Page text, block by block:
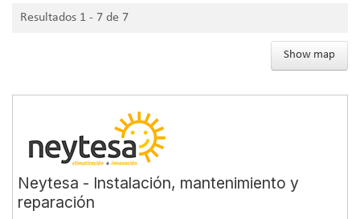
Lansolarha realizado un proyecto de
sustitución de calderas de gasóleo por calderas de pellets
situadas en
Labastida, existía una instalación de gasóleo
que daba servicio a una vivienda, a unas oficinas, al
Resultados 1 - 7 de 7
Show map
Neytesa - Instalación, mantenimiento y
reparación